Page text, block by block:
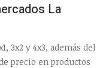
La
3x2 y 4x3, además del
precio en productos